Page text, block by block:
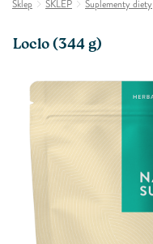
Sklep SKLEP Suplementy diety
Loclo (344 g)